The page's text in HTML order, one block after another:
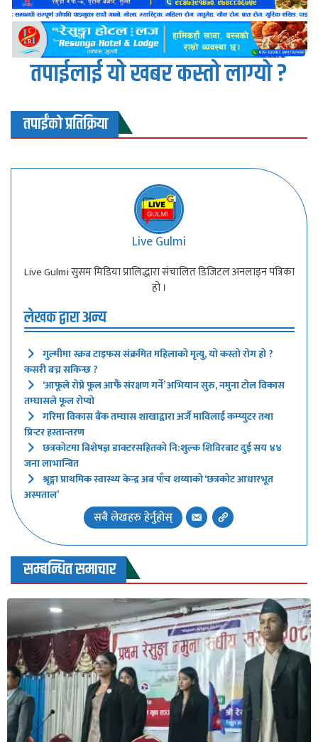
तपाईलाई यो खबर कस्तो लाग्यो ?
तपाईंको प्रतिक्रिया
Live Gulmi
Live Gulmi सुसम मिडिया प्रालिद्धारा संचालित डिजिटल अनलाइन पत्रिका
हो ।
लेखक द्वारा अन्य
गुल्मीमा स्क्रब टाइफस संक्रमित महिलाको मृत्यु, यो कस्तो रोग हो ?
कसरी बच्न सकिन्छ ?
‘आफूले रोप्ने फूल आफैं संरक्षण गर्ने’ अभियान सुरु, नमुना टोल विकास
तम्घासले फूल रोप्यो
गरिमा विकास बैंक तम्घास शाखाद्वारा अर्जै माविलाई कम्प्युटर तथा
प्रिन्टर हस्तान्तरण
छत्रकोटमा बिशेषज्ञ डाक्टरसहितको नि:शुल्क शिविरबाट दुई सय ४४
जना लाभान्वित
श्रृङ्गा प्राथमिक स्वास्थ्य केन्द्र अब पाँच शय्याको ‘छत्रकोट आधारभूत
अस्पताल’
सबै लेखहरु हेर्नुहोस्
सम्बन्धित समाचार